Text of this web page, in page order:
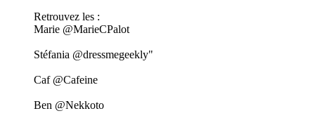
Retrouvez les :
Marie @MarieCPalot
Stéfania @dressmegeekly"
Caf @Cafeine
Ben @Nekkoto